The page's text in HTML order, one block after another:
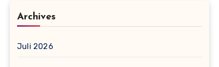
Archives
Juli 2026